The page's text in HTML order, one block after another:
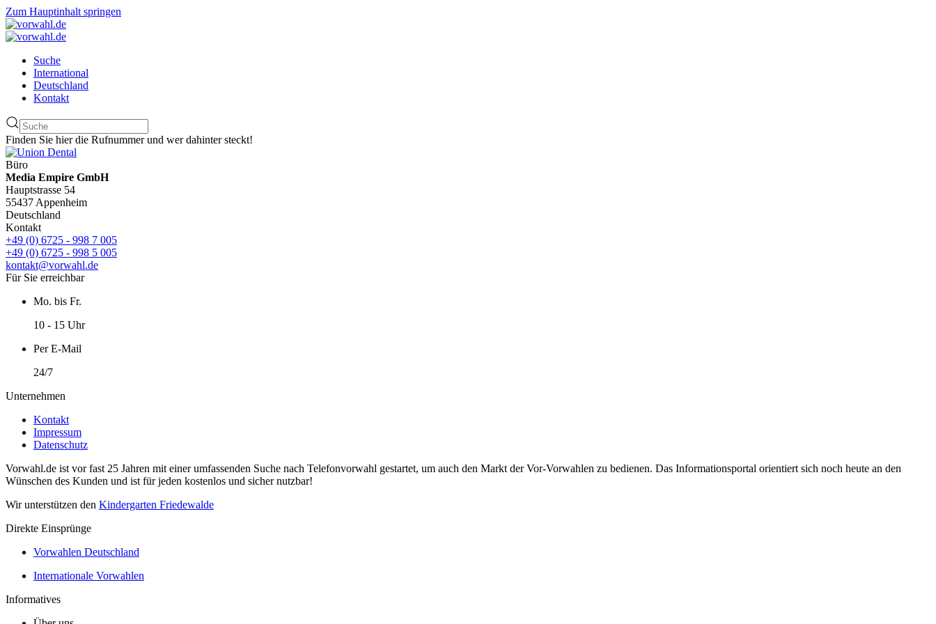
Zum Hauptinhalt springen
Suche
International
Deutschland
Kontakt
Finden Sie hier die Rufnummer und wer dahinter steckt!
Büro
Media Empire GmbH
Hauptstrasse 54
55437 Appenheim
Deutschland
Kontakt
+49 (0) 6725 - 998 7 005
+49 (0) 6725 - 998 5 005
kontakt@vorwahl.de
Für Sie erreichbar
Mo. bis Fr.
10 - 15 Uhr
Per E-Mail
24/7
Unternehmen
Kontakt
Impressum
Datenschutz
Vorwahl.de ist vor fast 25 Jahren mit einer umfassenden Suche nach Telefonvorwahl gestartet, um auch den Markt der Vor-Vorwahlen zu bedienen. Das Informationsportal orientiert sich noch heute an den
Wünschen des Kunden und ist für jeden kostenlos und sicher nutzbar!
Wir unterstützen den Kindergarten Friedewalde
Direkte Einsprünge
Vorwahlen Deutschland
Internationale Vorwahlen
Informatives